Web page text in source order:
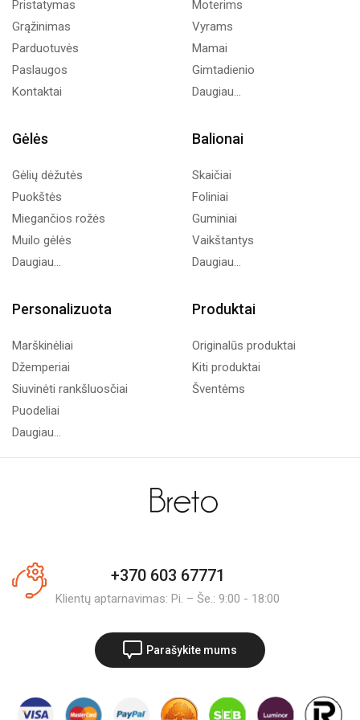
Pristatymas
Grąžinimas
Parduotuvės
Paslaugos
Kontaktai
Moterims
Vyrams
Mamai
Gimtadienio
Daugiau...
Gėlės
Gėlių dėžutės
Puokštės
Miegančios rožės
Muilo gėlės
Daugiau...
Balionai
Skaičiai
Foliniai
Guminiai
Vaikštantys
Daugiau...
Personalizuota
Marškinėliai
Džemperiai
Siuvinėti rankšluosčiai
Puodeliai
Daugiau...
Produktai
Originalūs produktai
Kiti produktai
Šventėms
+370 603 67771
Klientų aptarnavimas: Pi. – Še.: 9:00 - 18:00
Parašykite mums